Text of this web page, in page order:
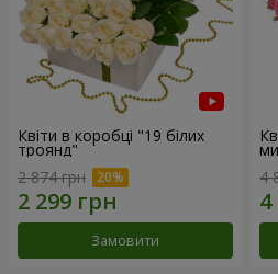
Квіти в коробці "19 білих
троянд"
2 874 грн
Замовити
4